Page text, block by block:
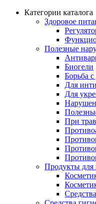
Категории каталога
Здоровое
Полезные
Биогели
Борьба
Для
Для
При
Продукты для